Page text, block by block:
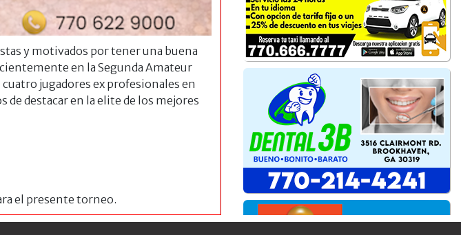
y motivados por tener una buena
en la Segunda Amateur
jugadores ex profesionales en
de destacar en la elite de los mejores
el presente torneo.